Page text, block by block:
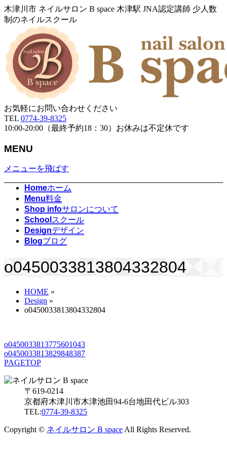
木津川市 ネイルサロン B space 木津駅 JNA認定講師 少人数
制のネイルスクール
お気軽にお問い合わせください
TEL 0774-39-8325
10:00-20:00（最終予約18：30）お休みは不定休です
MENU
メニューを飛ばす
Homeホーム
Menu料金
Shop infoサロンについて
School スクール
Designデザイン
Blogブログ
o0450033813804332804
HOME »
Design »
o0450033813804332804
o0450033813775601043
o0450033813829848387
PAGETOP
〒619-0214
京都府木津川市木津池田94-6台地田代ビル303
TEL:0774-39-8325
Copyright © ネイルサロン B space All Rights Reserved.